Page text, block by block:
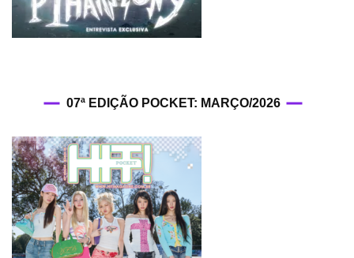
07ª EDIÇÃO POCKET: MARÇO/2026